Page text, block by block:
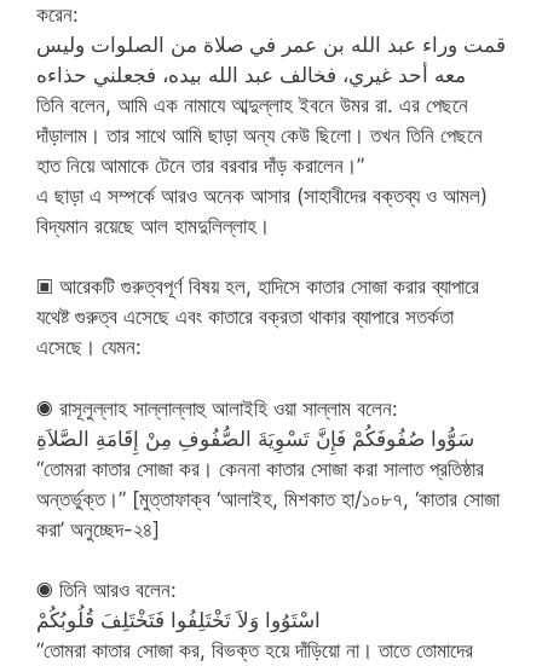
করেন:
قمت وراء عبد الله بن عمر في صلاة من الصلوات وليس
معه أحد غيري، فخالف عبد الله بيده، فجعلني حذاءه
তিনি বলেন, আমি এক নামাযে আব্দুল্লাহ ইবনে উমর রা. এর পেছনে
দাঁড়ালাম। তার সাথে আমি ছাড়া অন্য কেউ ছিলো। তখন তিনি পেছনে
হাত নিয়ে আমাকে টেনে তার বরবার দাঁড় করালেন।”
এ ছাড়া এ সম্পর্কে আরও অনেক আসার (সাহাবীদের বক্তব্য ও আমল)
বিদ্যমান রয়েছে আল হামদুলিল্লাহ।
▣ আরেকটি গুরুত্বপূর্ণ বিষয় হল, হাদিসে কাতার সোজা করার ব্যাপারে
যথেষ্ট গুরুত্ব এসেছে এবং কাতারে বক্রতা থাকার ব্যাপারে সতর্কতা
এসেছে। যেমন:
◉ রাসূলুল্লাহ সাল্লাল্লাহু আলাইহি ওয়া সাল্লাম বলেন:
سَوُّوا صُفُوفَكُمْ فَإِنَّ تَسْوِيَةَ الصُّفُوفِ مِنْ إِقَامَةِ الصَّلاَةِ
“তোমরা কাতার সোজা কর। কেননা কাতার সোজা করা সালাত প্রতিষ্ঠার
অন্তর্ভুক্ত।” [মুত্তাফাক্ব ‘আলাইহ, মিশকাত হা/১০৮৭, ‘কাতার সোজা
করা’ অনুচ্ছেদ-২৪]
◉ তিনি আরও বলেন:
اسْتَوُوا وَلاَ تَخْتَلِفُوا فَتَخْتَلِفَ قُلُوبُكُمْ
“তোমরা কাতার সোজা কর, বিভক্ত হয়ে দাঁড়িয়ো না। তাতে তোমাদের